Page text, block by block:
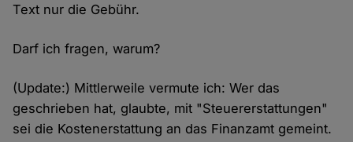
Text nur die Gebühr.
Darf ich fragen, warum?
(Update:) Mittlerweile vermute ich: Wer das
geschrieben hat, glaubte, mit "Steuererstattungen"
sei die Kostenerstattung an das Finanzamt gemeint.